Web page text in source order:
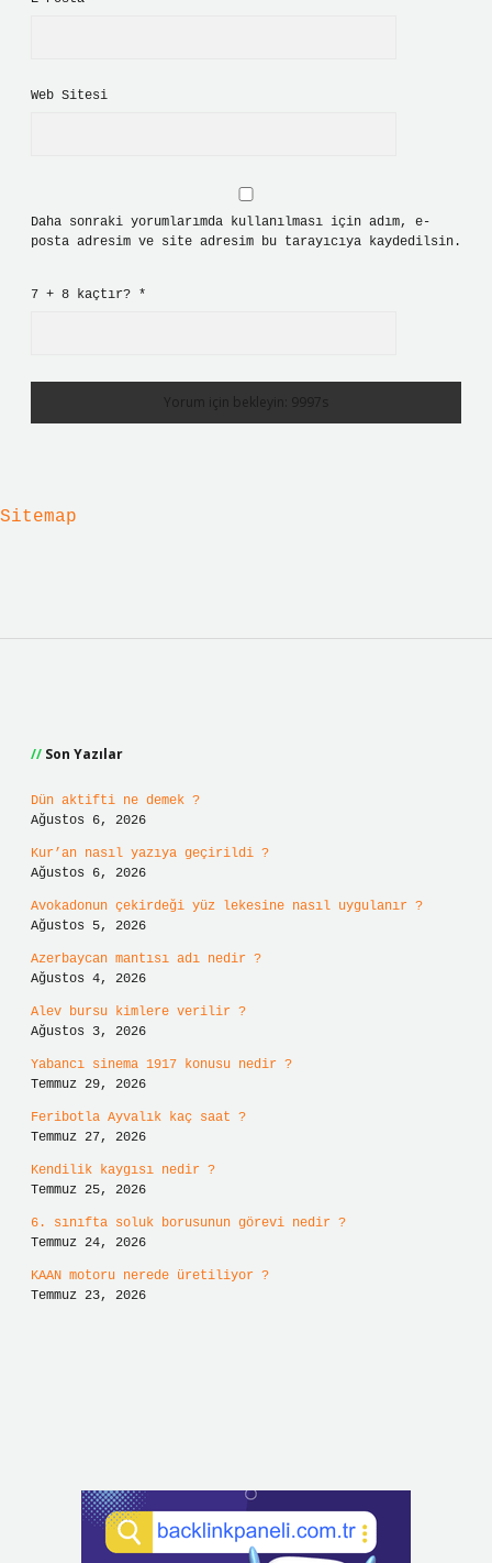
Web Sitesi
Daha sonraki yorumlarımda kullanılması için adım, e-
posta adresim ve site adresim bu tarayıcıya kaydedilsin.
7 + 8 kaçtır? *
Sitemap
Son Yazılar
Dün aktifti ne demek ?
Ağustos 6, 2026
Kur’an nasıl yazıya geçirildi ?
Ağustos 6, 2026
Avokadonun çekirdeği yüz lekesine nasıl uygulanır ?
Ağustos 5, 2026
Azerbaycan mantısı adı nedir ?
Ağustos 4, 2026
Alev bursu kimlere verilir ?
Ağustos 3, 2026
Yabancı sinema 1917 konusu nedir ?
Temmuz 29, 2026
Feribotla Ayvalık kaç saat ?
Temmuz 27, 2026
Kendilik kaygısı nedir ?
Temmuz 25, 2026
6. sınıfta soluk borusunun görevi nedir ?
Temmuz 24, 2026
KAAN motoru nerede üretiliyor ?
Temmuz 23, 2026